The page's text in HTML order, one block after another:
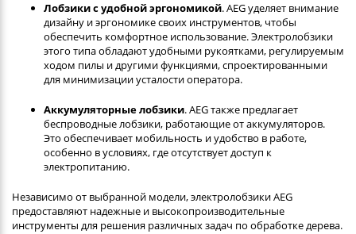
Лобзики с удобной эргономикой. AEG уделяет внимание
дизайну и эргономике своих инструментов, чтобы
обеспечить комфортное использование. Электролобзики
этого типа обладают удобными рукоятками, регулируемым
ходом пилы и другими функциями, спроектированными
для минимизации усталости оператора.
Аккумуляторные лобзики. AEG также предлагает
беспроводные лобзики, работающие от аккумуляторов.
Это обеспечивает мобильность и удобство в работе,
особенно в условиях, где отсутствует доступ к
электропитанию.
Независимо от выбранной модели, электролобзики AEG
предоставляют надежные и высокопроизводительные
инструменты для решения различных задач по обработке дерева.